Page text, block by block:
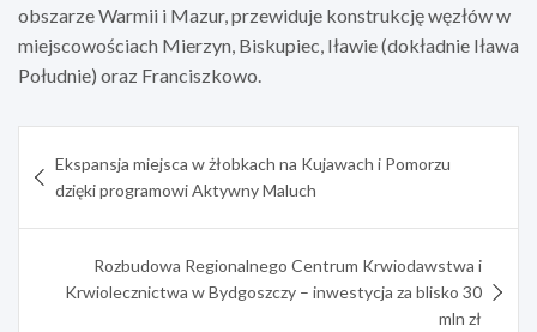
obszarze Warmii i Mazur, przewiduje konstrukcję węzłów w
miejscowościach Mierzyn, Biskupiec, Iławie (dokładnie Iława
Południe) oraz Franciszkowo.
wpisu
Ekspansja miejsca w żłobkach na Kujawach i Pomorzu
dzięki programowi Aktywny Maluch
Rozbudowa Regionalnego Centrum Krwiodawstwa i
Krwiolecznictwa w Bydgoszczy – inwestycja za blisko 30
mln zł